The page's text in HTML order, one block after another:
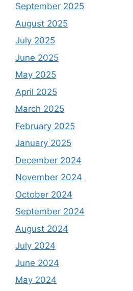
September 2025
August 2025
July 2025
June 2025
May 2025
April 2025
March 2025
February 2025
January 2025
December 2024
November 2024
October 2024
September 2024
August 2024
July 2024
June 2024
May 2024